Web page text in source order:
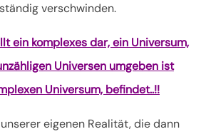
verschwinden.
ein komplexes dar, ein Universum,
Universen umgeben ist
Universum, befindet..!!
eigenen Realität, die dann